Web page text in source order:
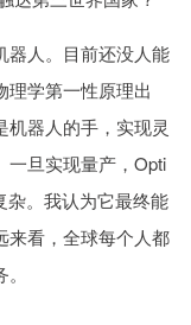
器人。目前还没人能
理学第一性原理出
器人的手，实现灵
一旦实现量产，Opti
杂。我认为它最终能
来看，全球每个人都